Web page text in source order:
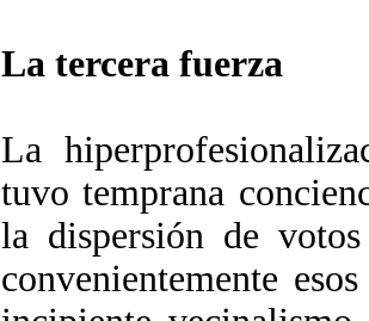
La tercera fuerza
La
tuvo temprana
la dispersión de
convenientemente